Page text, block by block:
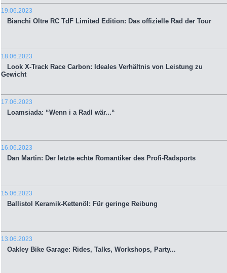
19.06.2023
Bianchi Oltre RC TdF Limited Edition: Das offizielle Rad der Tour
18.06.2023
Look X-Track Race Carbon: Ideales Verhältnis von Leistung zu
Gewicht
17.06.2023
Loamsiada: “Wenn i a Radl wär...“
16.06.2023
Dan Martin: Der letzte echte Romantiker des Profi-Radsports
15.06.2023
Ballistol Keramik-Kettenöl: Für geringe Reibung
13.06.2023
Oakley Bike Garage: Rides, Talks, Workshops, Party...